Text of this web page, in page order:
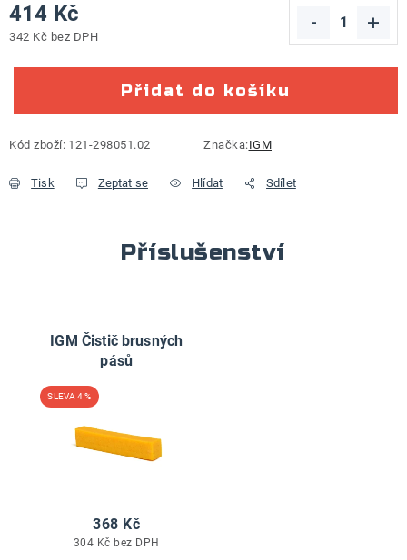
414 Kč
342 Kč bez DPH
Přidat do košíku
Kód zboží: 121-298051.02 Značka:IGM
Tisk Zeptat se Hlídat Sdílet
Příslušenství
IGM Čistič brusných
pásů
4 %
304 Kč bez DPH
368 Kč